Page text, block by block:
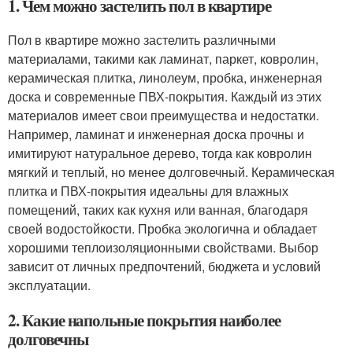
1. Чем можно застелить пол в квартире
Пол в квартире можно застелить различными
материалами, такими как ламинат, паркет, ковролин,
керамическая плитка, линолеум, пробка, инженерная
доска и современные ПВХ-покрытия. Каждый из этих
материалов имеет свои преимущества и недостатки.
Например, ламинат и инженерная доска прочны и
имитируют натуральное дерево, тогда как ковролин
мягкий и теплый, но менее долговечный. Керамическая
плитка и ПВХ-покрытия идеальны для влажных
помещений, таких как кухня или ванная, благодаря
своей водостойкости. Пробка экологична и обладает
хорошими теплоизоляционными свойствами. Выбор
зависит от личных предпочтений, бюджета и условий
эксплуатации.
2. Какие напольные покрытия наиболее
долговечны